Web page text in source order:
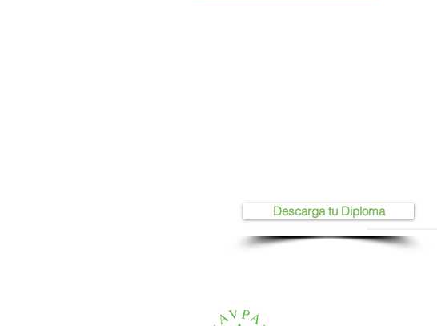
Descarga tu Diploma